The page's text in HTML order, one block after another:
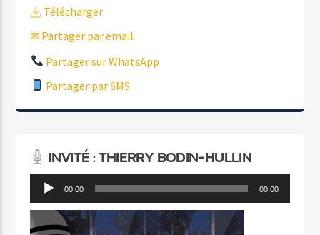
Télécharger
✉ Partager par email
Partager sur WhatsApp
Partager par SMS
INVITÉ : THIERRY BODIN-HULLIN
Lecteur 00:00 00:00